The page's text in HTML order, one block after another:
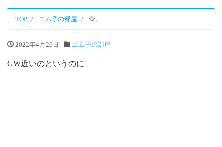
TOP エム子の部屋 傘。
2022年4月26日 エム子の部屋
GW近いのというのに